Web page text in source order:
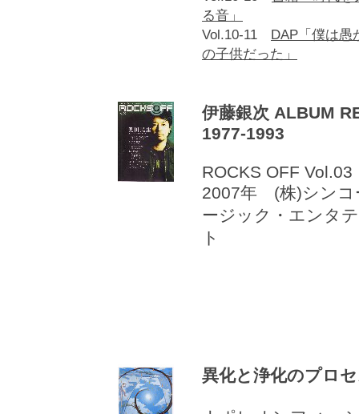
る音」
Vol.10-11 DAP「僕は愚
の子供だった」
伊藤銀次 ALBUM
1977-1993
ROCKS OFF Vol.03
2007年 (株)シンコ
ージック・エンタ
ト
異化と浄化のプロ